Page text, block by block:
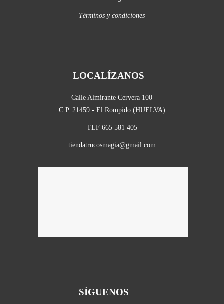
Términos y condiciones
LOCALÍZANOS
Calle Almirante Cervera 100
C.P. 21459 - El Rompido (HUELVA)
TLF 665 581 405
tiendatrucosmagia@gmail.com
SÍGUENOS